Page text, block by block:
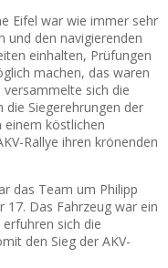
Eifel war wie immer sehr
und den navigierenden
einhalten, Prüfungen
machen, das waren
versammelte sich die
die Siegerehrungen der
einem köstlichen
Rallye ihren krönenden
das Team um Philipp
Das Fahrzeug war ein
sich die
den Sieg der AKV-